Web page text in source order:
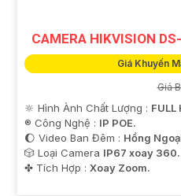
CAMERA HIKVISION
Giá Khuyến
Giá
🔆 Hình Ành Chất Lượng : FULL
®️ Công Nghệ : IP POE.
🌔 Video Ban Đêm : Hồng
🎲 Loại Camera IP67 xoay 360.
️✤ Tích Hợp : Xoay Zoom.